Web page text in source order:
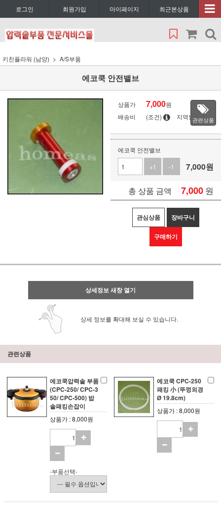
로그인 회원가입 마이페이지 최근본상품
키친플라워 (남양) A/S부품
에코쿡 안전밸브
상품가 7,000원
배송비
(조건) 지역별관련상품
에코쿡 안전밸브
+1
-1 7,000원
총 상품 금액 7,000 원
관심상품 장바구니
구매하기
상세정보 새창 열기
상세 정보를 확대해 보실 수 있습니다.
관련상품
에코쿡압력솥 부품
(CPC-250/ CPC-3
50/ CPC-500) 밥
솥패킹손잡이
상품가 : 8,000원
-부품선택-
에코쿡 CPC-250
패킹 小 (뚜껑외경
Ø 19.8cm)
상품가 : 8,000원